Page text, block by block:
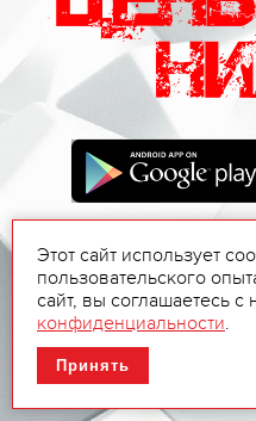
Этот сайт использует
пользовательского
сайт, вы соглашаетесь с
конфиденциальности.
Принять